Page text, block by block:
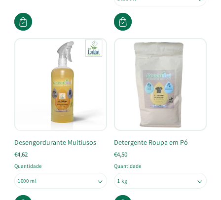
Desengordurante Multiusos
€4,62
Quantidade
Detergente Roupa em Pó
€4,50
Quantidade